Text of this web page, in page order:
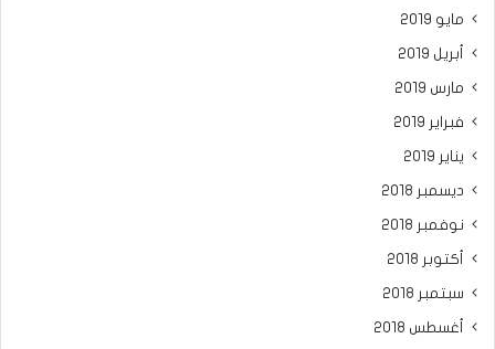
مايو 2019
أبريل 2019
مارس 2019
فبراير 2019
يناير 2019
ديسمبر 2018
نوفمبر 2018
أكتوبر 2018
سبتمبر 2018
أغسطس 2018